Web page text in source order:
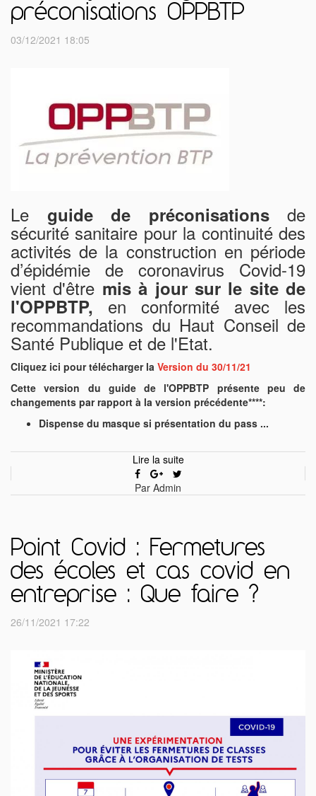
préconisations OPPBTP
03/12/2021 18:05
Le guide de préconisationsde
sécurité sanitaire pour la continuité des
activités de la construction en période
d’épidémie de coronavirus Covid-19
vient d'être mis à jour sur le site de
l'OPPBTP, en conformité avec les
recommandations du Haut Conseil de
Santé Publique et de l'Etat.
Cliquez ici pour télécharger la Version du 30/11/21
Cette version du guide de l'OPPBTP présente peu de
changements par rapport à la version précédente****:
Dispense du masque si présentation du pass ...
Lire la suite
Par Admin
Point Covid : Fermetures
des écoles et cas covid en
entreprise : Que faire ?
26/11/2021 17:22